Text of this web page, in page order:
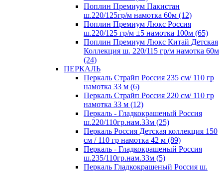
Поплин Премиум Пакистан
ш.220/125гр/м намотка 60м (12)
Поплин Премиум Люкс Россия
ш.220/125 гр/м ±5 намотка 100м (65)
Поплин Премиум Люкс Китай Детская
Коллекция ш. 220/115 гр/м намотка 60м
(24)
ПЕРКАЛЬ
Перкаль Страйп Россия 235 см/ 110 гр
намотка 33 м (6)
Перкаль Страйп Россия 220 см/ 110 гр
намотка 33 м (12)
Перкаль - Гладкокрашеный Россия
ш.220/110гр.нам.33м (25)
Перкаль Россия Детская коллекция 150
см / 110 гр намотка 42 м (89)
Перкаль - Гладкокрашеный Россия
ш.235/110гр.нам.33м (5)
Перкаль Гладкокрашеный Россия ш.